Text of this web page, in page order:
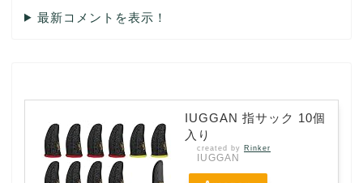
最新コメントを表示！
IUGGAN 指サック 10個
入り
created by Rinker
IUGGAN